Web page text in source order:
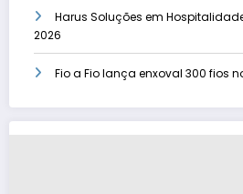
Harus Soluções em
2026
Fio a Fio lança enxoval 300 fios